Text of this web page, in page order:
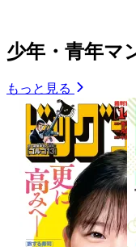
少年・青年マ
もっと見る